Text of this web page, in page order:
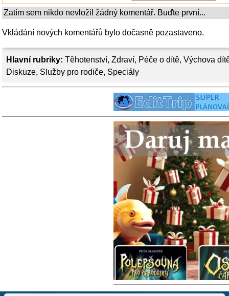
Hlavní rubriky: Těhotenství, Zdraví, Péče o dítě, Výchova
Diskuze, Služby pro rodiče, Speciály
Zatím sem nikdo nevložil žádný komentář. Buďte první...
Vkládání nových komentářů bylo dočasně pozastaveno.